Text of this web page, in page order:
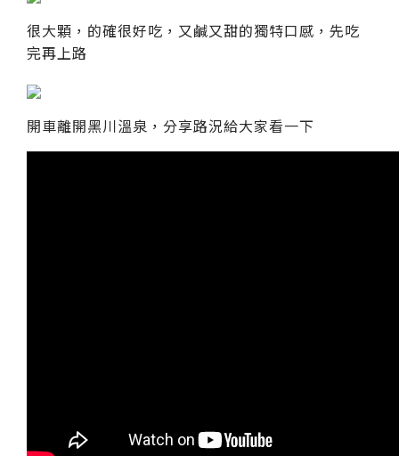
很大顆，的確很好吃，又鹹又甜的獨特口感，先吃
完再上路
開車離開黑川溫泉，分享路況給大家看一下